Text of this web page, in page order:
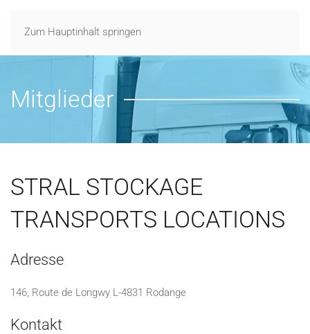
Zum Hauptinhalt springen
Mitglieder
STRAL STOCKAGE
TRANSPORTS LOCATIONS
Adresse
146, Route de Longwy L-4831 Rodange
Kontakt